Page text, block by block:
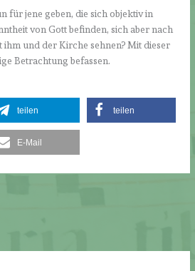
für jene geben, die sich objektiv in
von Gott befinden, sich aber nach
ihm und der Kirche sehnen? Mit dieser
Betrachtung befassen.
teilen teilen
E-Mail